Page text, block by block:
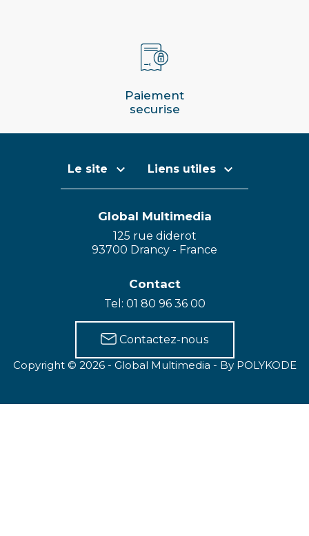
Paiement
securise
Le site  Liens utiles 
Global Multimedia
125 rue diderot
93700 Drancy - France
Contact
Tel: 01 80 96 36 00
Contactez-nous
Copyright © 2026 - Global Multimedia - By POLYKODE